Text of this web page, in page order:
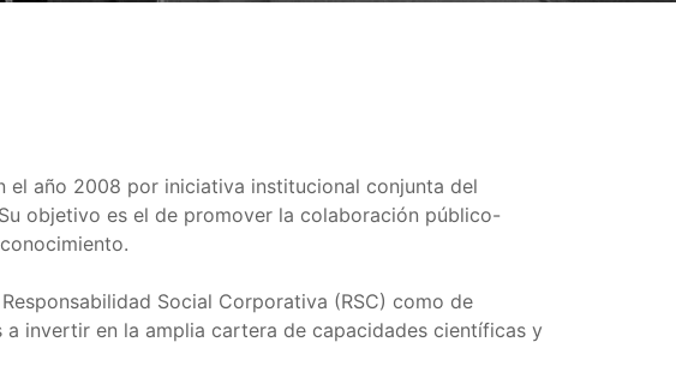
el año 2008 por iniciativa institucional conjunta del
objetivo es el de promover la colaboración público-
Social Corporativa (RSC) como de
invertir en la amplia cartera de capacidades científicas y